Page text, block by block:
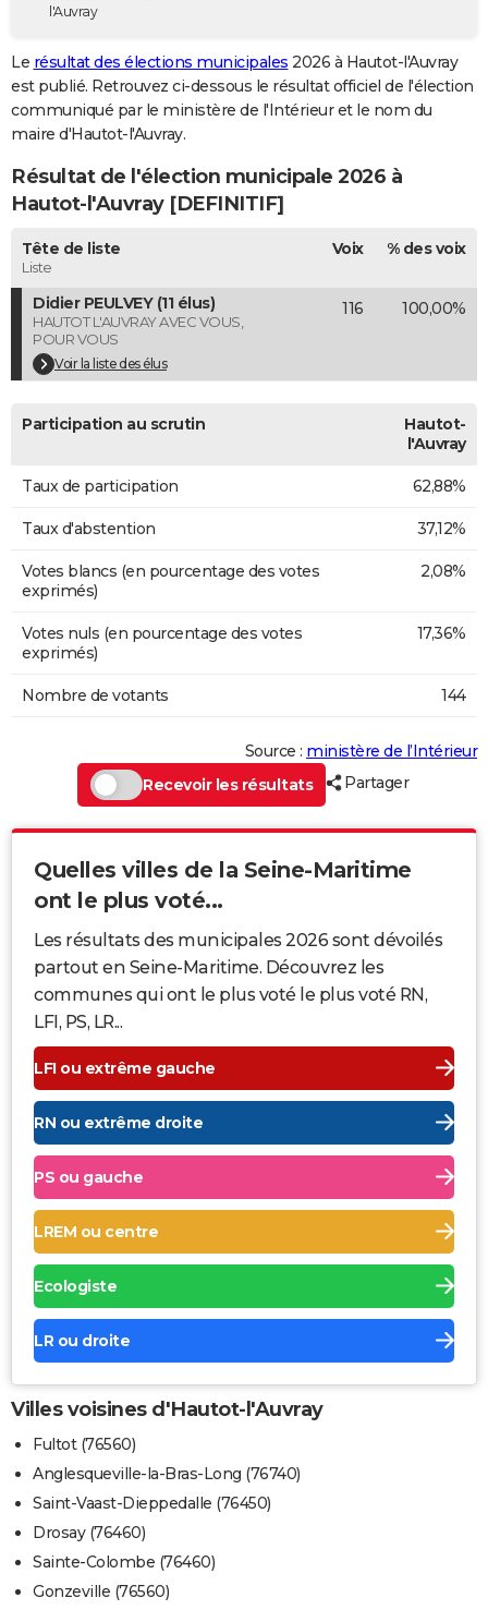
Destinations
City break
Voyage nature
Voyage de noces
Forum
GUIDES D'ACHAT
BONS PLANS
Carte de Noël
Carte Bonne année
Carte Saint-Valentin
Carte Pâques
Carte d'anniversaire
DICTIONNAIRE
Dictionnaire
Biographies
Citations
Expressions
Proverbes
PROGRAMME TV
COPAINS D'AVANT
S'inscrire
Se connecter
Lycées
Collèges
Primaires
Universités
Entreprises
Service militaire
Avis de recherche
AVIS DE DÉCÈS
FORUM
Bricolage
Lifestyle
Culture
Sport
Auto
Television
Voyage
Cinema
l'Auvray
Le résultat des élections municipales 2026 à Hautot-l'Auvray
est publié. Retrouvez ci-dessous le résultat officiel de l'élection
communiqué par le ministère de l'Intérieur et le nom du
maire d'Hautot-l'Auvray.
Résultat de l'élection municipale 2026 à
Hautot-l'Auvray [DEFINITIF]
Tête de liste
Liste
Voix % des voix
Didier PEULVEY (11 élus)
HAUTOT L'AUVRAY AVEC VOUS,
POUR VOUS
Voir la liste des élus
116 100,00%
Participation au scrutin
Hautot-
l'Auvray
Taux de participation 62,88%
Taux d'abstention 37,12%
Votes blancs (en pourcentage des votes
exprimés)
2,08%
Votes nuls (en pourcentage des votes
exprimés)
17,36%
Nombre de votants 144
Source : ministère de l’Intérieur
Recevoir les résultats
Partager
Quelles villes de la Seine-Maritime
ont le plus voté...
Les résultats des municipales 2026 sont dévoilés
partout en Seine-Maritime. Découvrez les
communes qui ont le plus voté le plus voté RN,
LFI, PS, LR...
LFI ou extrême gauche
RN ou extrême droite
PS ou gauche
LREM ou centre
Ecologiste
LR ou droite
Villes voisines d'Hautot-l'Auvray
Fultot (76560)
Anglesqueville-la-Bras-Long (76740)
Saint-Vaast-Dieppedalle (76450)
Drosay (76460)
Sainte-Colombe (76460)
Gonzeville (76560)